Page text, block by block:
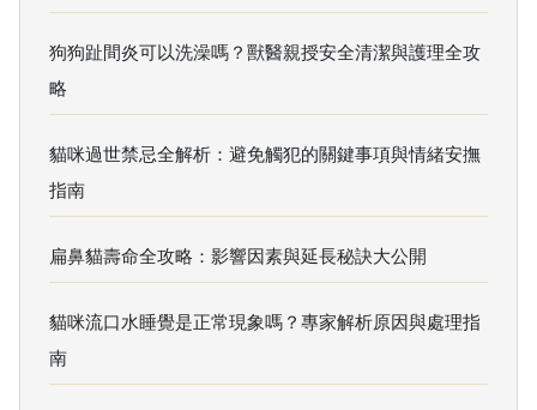
狗狗趾間炎可以洗澡嗎？獸醫親授安全清潔與護理全攻
略
貓咪過世禁忌全解析：避免觸犯的關鍵事項與情緒安撫
指南
扁鼻貓壽命全攻略：影響因素與延長秘訣大公開
貓咪流口水睡覺是正常現象嗎？專家解析原因與處理指
南